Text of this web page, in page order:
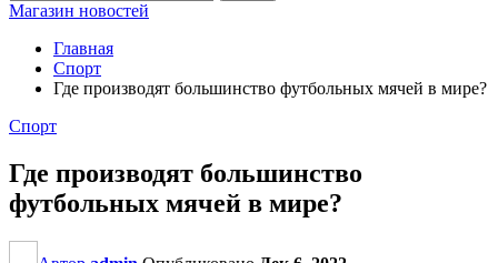
Магазин новостей
Главная
Спорт
Где производят большинство футбольных мячей в мире?
Спорт
Где производят большинство
футбольных мячей в мире?